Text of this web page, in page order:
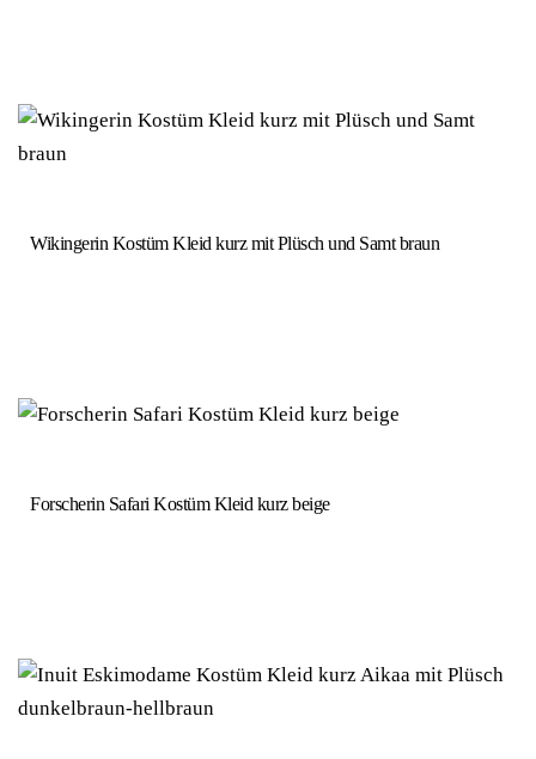
Wikingerin Kostüm Kleid kurz mit Plüsch und Samt braun
Forscherin Safari Kostüm Kleid kurz beige